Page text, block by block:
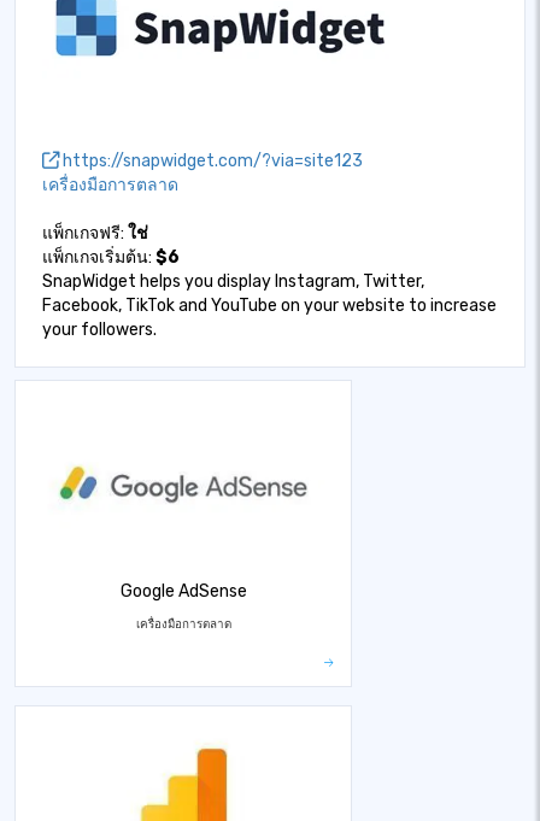
https://snapwidget.com/?via=site123
เครื่องมือการตลาด
แพ็กเกจฟรี: ใช่
แพ็กเกจเริ่มต้น: $6
SnapWidget helps you display Instagram, Twitter,
Facebook, TikTok and YouTube on your website to increase
your followers.
Google AdSense
เครื่องมือการตลาด